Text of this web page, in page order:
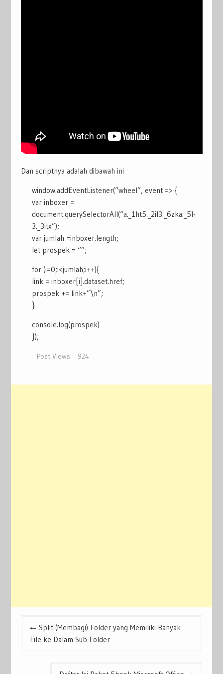
Dan scriptnya adalah dibawah ini
window.addEventListener(“wheel”, event => {
var inboxer =
document.querySelectorAll(“a._1ht5._2il3._6zka._5l-
3._3itx”);
var jumlah =inboxer.length;
let prospek = “”;
for (i=0;i<jumlah;i++){
link = inboxer[i].dataset.href;
prospek += link+”\n”;
}
console.log(prospek)
});
Post Views: 924
Post
navigation
Split (Membagi) Folder yang Memiliki Banyak
File ke Dalam Sub Folder